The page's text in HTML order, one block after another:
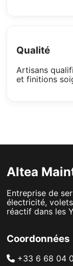
Qualité
Artisans
et finitions
Altea
Entreprise de
électricité,
réactif dans les
Coordonnées
+33 6 68 04